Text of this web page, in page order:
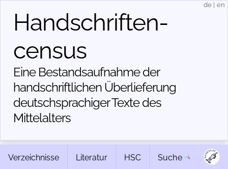
Handschriften­
census
Eine Bestandsaufnahme der
handschriftlichen Über­lieferung
deutschsprachiger Texte des
Mittelalters
de en
Verzeichnisse Literatur HSC Suche